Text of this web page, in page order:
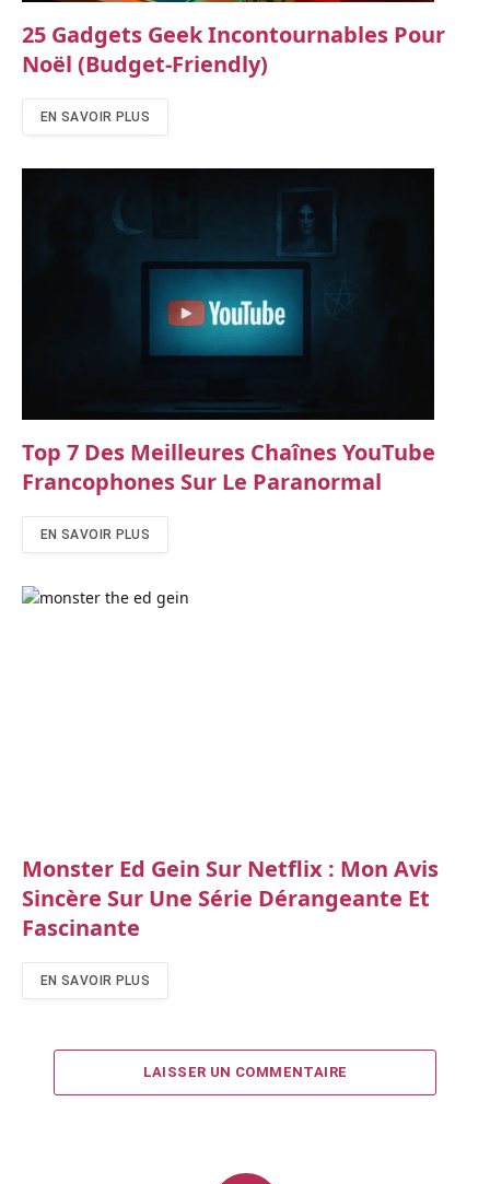
25 Gadgets Geek Incontournables Pour
Noël (budget-Friendly)
EN SAVOIR PLUS
Top 7 Des Meilleures Chaînes YouTube
Francophones Sur Le Paranormal
EN SAVOIR PLUS
Monster Ed Gein Sur Netflix : Mon Avis
Sincère Sur Une Série Dérangeante Et
Fascinante
EN SAVOIR PLUS
LAISSER UN COMMENTAIRE